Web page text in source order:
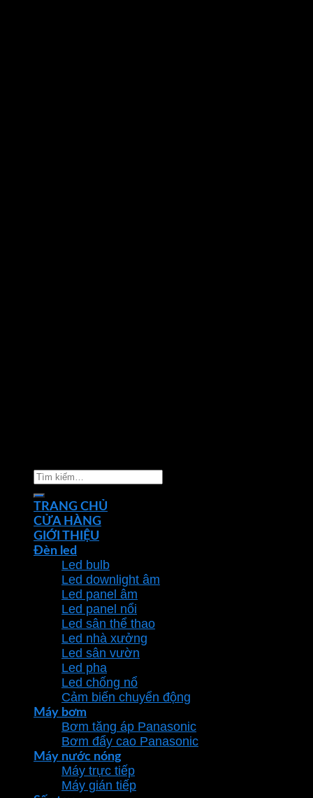
Tìm
TRANG CHỦ
CỬA HÀNG
GIỚI THIỆU
Đèn led
Led bulb
Led downlight âm
Led panel âm
Led panel nổi
Led sân thể thao
Led nhà xưởng
Led sân vườn
Led pha
Led chống nổ
Cảm biến chuyển động
Máy bơm
Bơm tăng áp Panasonic
Bơm đẩy cao Panasonic
Máy nước nóng
Máy trực tiếp
Máy gián tiếp